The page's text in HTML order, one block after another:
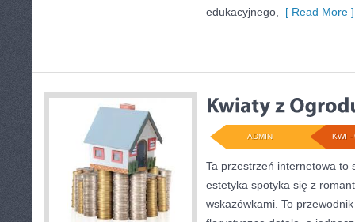
edukacyjnego,
[ Read More ]
KWI -
ADMIN
Ta przestrzeń internetowa to
estetyka spotyka się z
wskazówkami. To